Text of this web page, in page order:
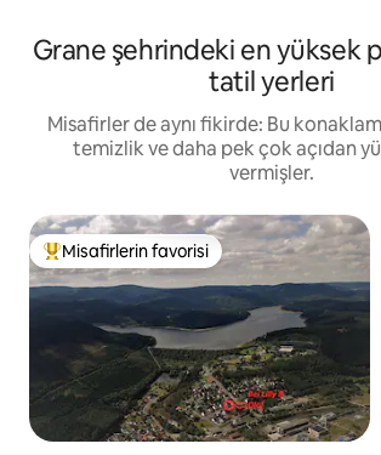
Grane şehrindeki en yüksek
tatil yerleri
Misafirler de aynı fikirde: Bu
temizlik ve daha pek çok açıdan
vermişler.
Misafirlerin favorilerinden en beğenilenler
Misafirlerin favorisi